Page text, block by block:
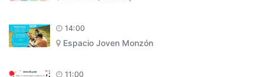
14:00
Espacio Joven Monzón
11:00